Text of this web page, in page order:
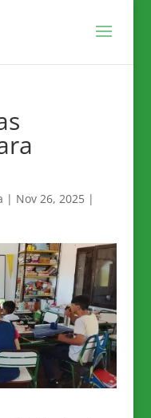
| Nov 26, 2025|